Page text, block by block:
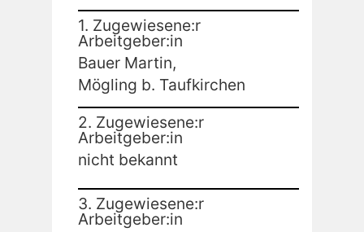
1. Zugewiesene:r
Arbeitgeber:in
Bauer Martin,
Mögling b. Taufkirchen
2. Zugewiesene:r
Arbeitgeber:in
nicht bekannt
3. Zugewiesene:r
Arbeitgeber:in